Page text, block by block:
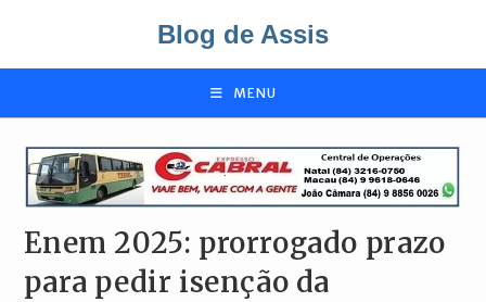
o
Blog de Assis
MENU
Enem 2025: prorrogado prazo
para pedir isenção da